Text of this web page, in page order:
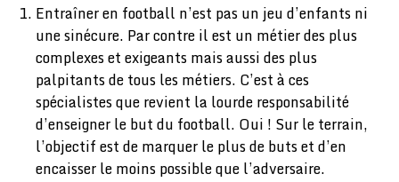
Entraîner en football n’est pas un jeu d’enfants ni
une sinécure. Par contre il est un métier des plus
complexes et exigeants mais aussi des plus
palpitants de tous les métiers. C’est à ces
spécialistes que revient la lourde responsabilité
d’enseigner le but du football. Oui ! Sur le terrain,
l’objectif est de marquer le plus de buts et d’en
encaisser le moins possible que l’adversaire.